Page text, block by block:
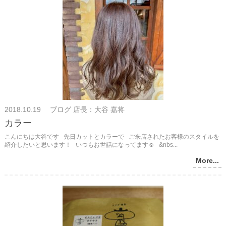
2018.10.19 ブログ 店長：大谷 嘉将
カラー
こんにちは大谷です 先日カットとカラーで ご来店されたお客様のスタイルを
紹介したいと思います！ いつもお世話になってます☺ &nbs...
More...